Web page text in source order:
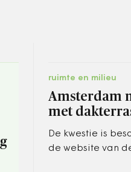
ruimte en milieu
Amsterdam
met
De kwestie is
de website van